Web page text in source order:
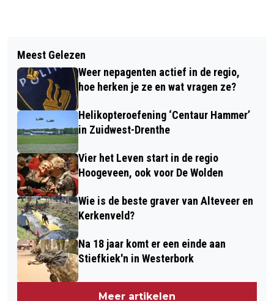
YOGAFESTIVAL DRENTHE 21 JUNI TE
LINDE
DJ BENS UIT DE WIJK KOMT MET
AANSTEKELIJKE WK-MEEZINGER
Meest Gelezen
Weer nepagenten actief in de regio,
hoe herken je ze en wat vragen ze?
Helikopteroefening ‘Centaur Hammer’
in Zuidwest-Drenthe
Vier het Leven start in de regio
Hoogeveen, ook voor De Wolden
Wie is de beste graver van Alteveer en
Kerkenveld?
Na 18 jaar komt er een einde aan
Stiefkiek'n in Westerbork
Meer artikelen